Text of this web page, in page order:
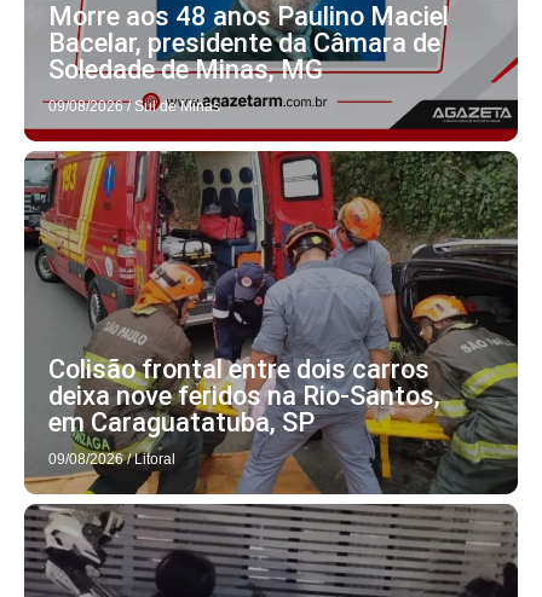
Morre aos 48 anos Paulino Maciel
Bacelar, presidente da Câmara de
Soledade de Minas, MG
09/08/2026 / Sul de Minas
Colisão frontal entre dois carros
deixa nove feridos na Rio-Santos,
em Caraguatatuba, SP
09/08/2026 / Litoral